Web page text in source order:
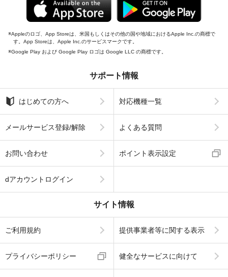
Appleのロゴ、App Storeは、米国もしくはその他の国や地域におけるApple Inc.の商標で
す。App Storeは、Apple Inc.のサービスマークです。
Google Play および Google Play ロゴは Google LLC の商標です。
サポート情報
はじめての方へ 対応機種一覧
メールサービス登録/解除 よくある質問
お問い合わせ ポイント表示設定
dアカウントログイン
サイト情報
ご利用規約 提供事業者等に関する表示
プライバシーポリシー 健全なサービスに向けて